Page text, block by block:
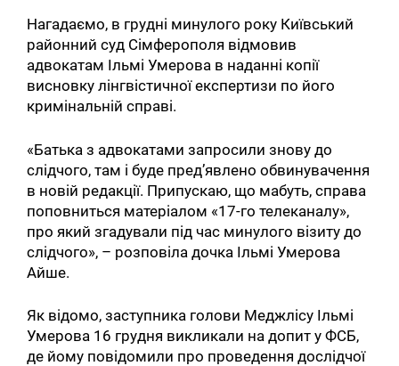
Нагадаємо, в грудні минулого року Київський
районний суд Сімферополя відмовив
адвокатам Ільмі Умерова в наданні копії
висновку лінгвістичної експертизи по його
кримінальній справі.
«Батька з адвокатами запросили знову до
слідчого, там і буде пред’явлено обвинувачення
в новій редакції. Припускаю, що мабуть, справа
поповниться матеріалом «17-го телеканалу»,
про який згадували під час минулого візиту до
слідчого», – розповіла дочка Ільмі Умерова
Айше.
Як відомо, заступника голови Меджлісу Ільмі
Умерова 16 грудня викликали на допит у ФСБ,
де йому повідомили про проведення дослідчої